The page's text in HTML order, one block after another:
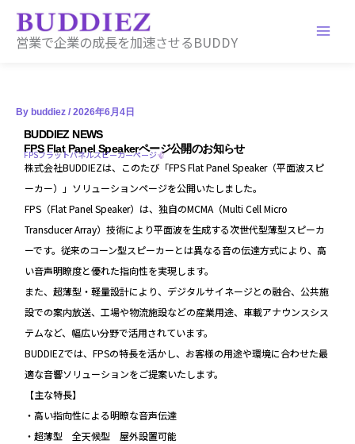
営業で企業の成長を加速させるBUDDY
By buddiez / 2026年6月4日
BUDDIEZ NEWS
FPS Flat Panel Speakerページ公開のお知らせ
FPSフラットパネルスピーカーページ
株式会社BUDDIEZは、このたび「FPS Flat Panel Speaker（平面波スピ
ーカー）」ソリューションページを公開いたしました。
FPS（Flat Panel Speaker）は、独自のMCMA（Multi Cell Micro
Transducer Array）技術により平面波を生成する次世代型薄型スピーカ
ーです。従来のコーン型スピーカーとは異なる音の伝達方式により、高
い音声明瞭度と優れた指向性を実現します。
また、超薄型・軽量設計により、デジタルサイネージとの融合、公共施
設での案内放送、工場や物流施設などの産業用途、車載アナウンスシス
テムなど、幅広い分野で活用されています。
BUDDIEZでは、FPSの特長を活かし、お客様の用途や環境に合わせた最
適な音響ソリューションをご提案いたします。
【主な特長】
・高い指向性による明瞭な音声伝達
・超薄型 全天候型 屋外設置可能